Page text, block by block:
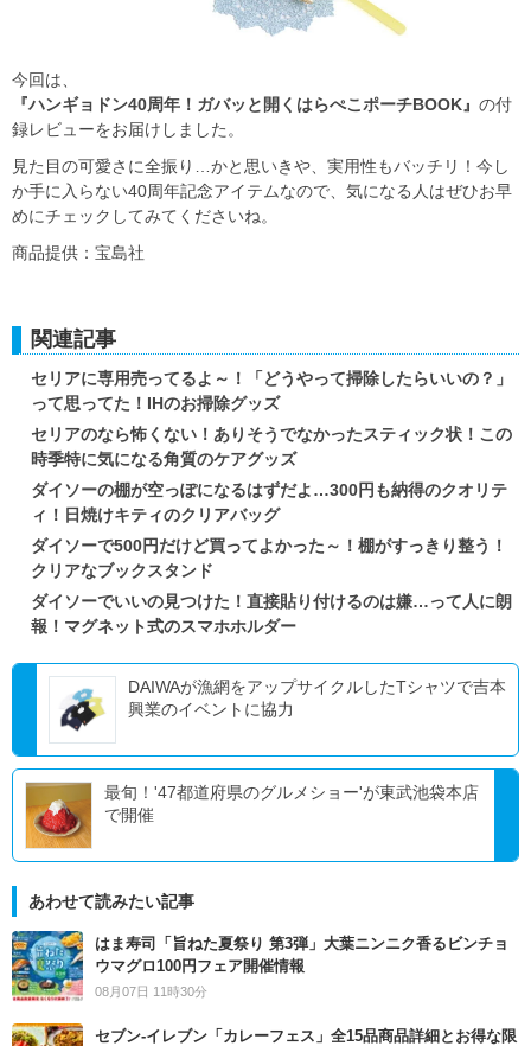
今回は、
『ハンギョドン40周年！ガバッと開くはらぺこポーチBOOK』 の付
録レビューをお届けしました。
見た目の可愛さに全振り…かと思いきや、実用性もバッチリ！今し
か手に入らない40周年記念アイテムなので、気になる人はぜひお早
めにチェックしてみてくださいね。
商品提供：宝島社
関連記事
セリアに専用売ってるよ～！「どうやって掃除したらいいの？」
って思ってた！IHのお掃除グッズ
セリアのなら怖くない！ありそうでなかったスティック状！この
時季特に気になる角質のケアグッズ
ダイソーの棚が空っぽになるはずだよ…300円も納得のクオリテ
ィ！日焼けキティのクリアバッグ
ダイソーで500円だけど買ってよかった～！棚がすっきり整う！
クリアなブックスタンド
ダイソーでいいの見つけた！直接貼り付けるのは嫌…って人に朗
報！マグネット式のスマホホルダー
DAIWAが漁網をアップサイクルしたTシャツで吉本
興業のイベントに協力
最旬！'47都道府県のグルメショー'が東武池袋本店
で開催
あわせて読みたい記事
はま寿司「旨ねた夏祭り 第3弾」大葉ニンニク香るビンチョ
ウマグロ100円フェア開催情報
08月07日 11時30分
セブン‐イレブン「カレーフェス」全15品商品詳細とお得な限